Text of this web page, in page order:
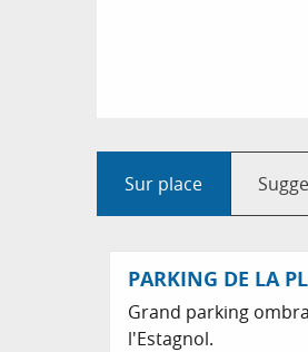
Sur place
PARKING DE LA
Grand parking
l'Estagnol.